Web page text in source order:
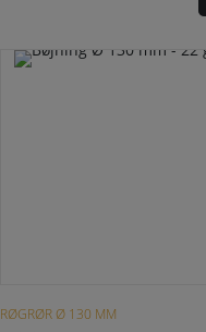
RØGRØR Ø 130 MM